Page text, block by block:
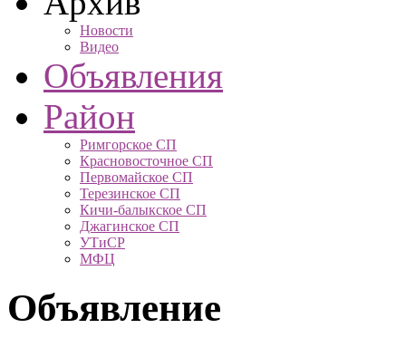
Новости
Видео
Объявления
Район
Римгорское СП
Красновосточное СП
Первомайское СП
Терезинское СП
Кичи-балыкское СП
Джагинское СП
УТиСР
МФЦ
Объявление